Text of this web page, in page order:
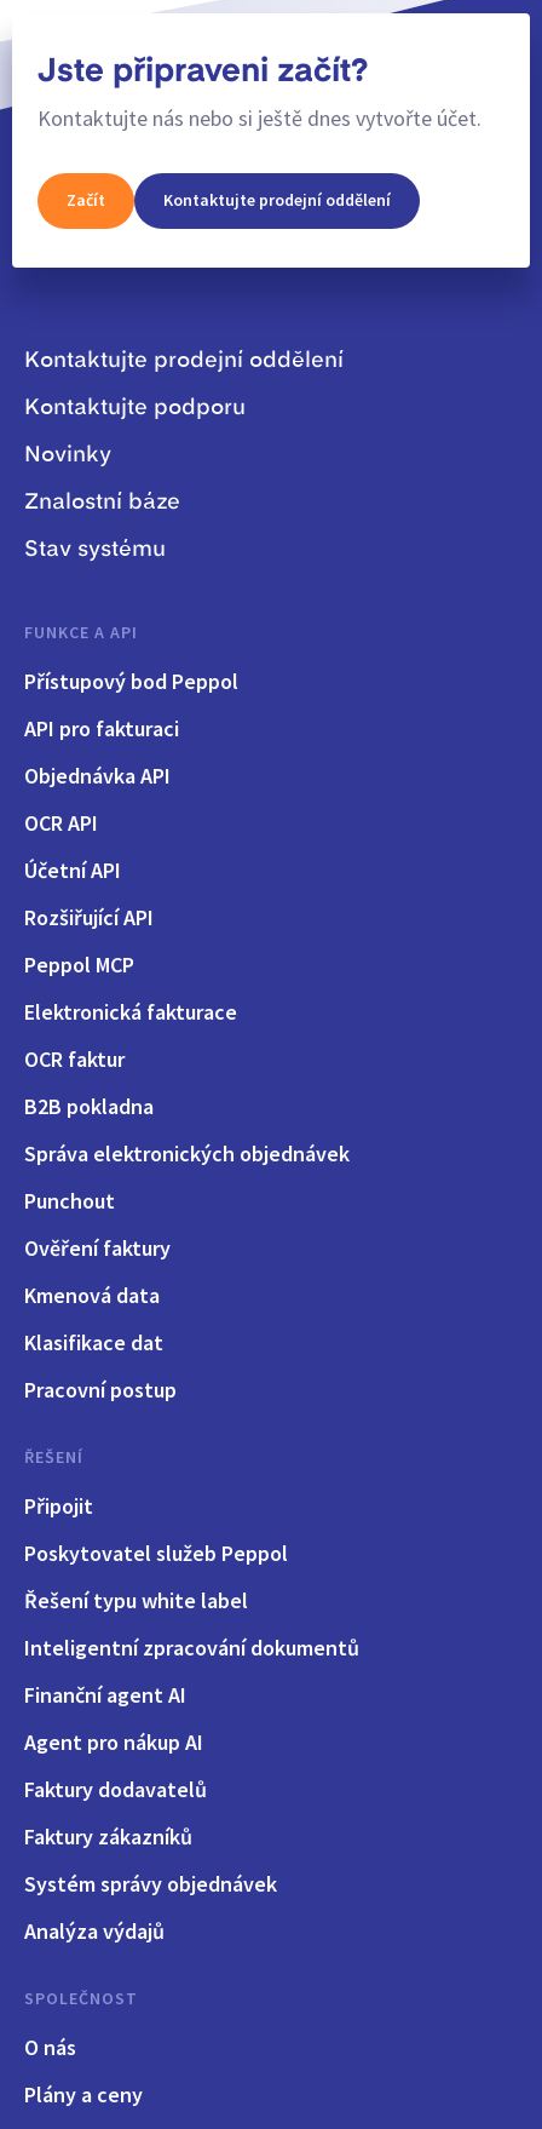
Jste připraveni začít?
Kontaktujte nás nebo si ještě dnes vytvořte účet.
Začít Kontaktujte prodejní oddělení
Kontaktujte prodejní oddělení
Kontaktujte podporu
Novinky
Znalostní báze
Stav systému
FUNKCE A API
Přístupový bod Peppol
API pro fakturaci
Objednávka API
OCR API
Účetní API
Rozšiřující API
Peppol MCP
Elektronická fakturace
OCR faktur
B2B pokladna
Správa elektronických objednávek
Punchout
Ověření faktury
Kmenová data
Klasifikace dat
Pracovní postup
ŘEŠENÍ
Připojit
Poskytovatel služeb Peppol
Řešení typu white label
Inteligentní zpracování dokumentů
Finanční agent AI
Agent pro nákup AI
Faktury dodavatelů
Faktury zákazníků
Systém správy objednávek
Analýza výdajů
SPOLEČNOST
O nás
Plány a ceny